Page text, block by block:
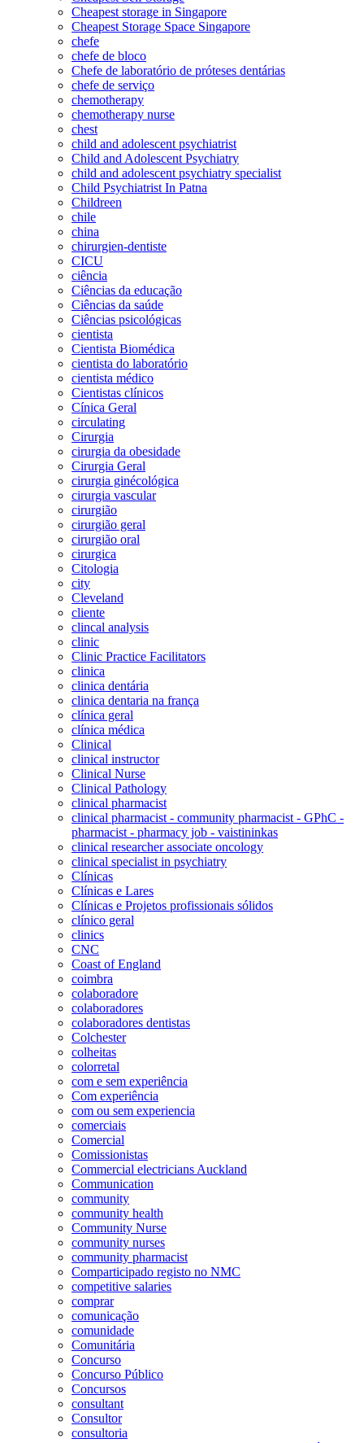
Cheapest storage in Singapore
Cheapest Storage Space Singapore
chefe
chefe de bloco
Chefe de laboratório de próteses dentárias
chefe de serviço
chemotherapy
chemotherapy nurse
chest
child and adolescent psychiatrist
Child and Adolescent Psychiatry
child and adolescent psychiatry specialist
Child Psychiatrist In Patna
Childreen
chile
china
chirurgien-dentiste
CICU
ciência
Ciências da educação
Ciências da saúde
Ciências psicológicas
cientista
Cientista Biomédica
cientista do laboratório
cientista médico
Cientistas clínicos
Cínica Geral
circulating
Cirurgia
cirurgia da obesidade
Cirurgia Geral
cirurgia ginécológica
cirurgia vascular
cirurgião
cirurgião geral
cirurgião oral
cirurgica
Citologia
city
Cleveland
cliente
clincal analysis
clinic
Clinic Practice Facilitators
clinica
clinica dentária
clinica dentaria na frança
clínica geral
clínica médica
Clinical
clinical instructor
Clinical Nurse
Clinical Pathology
clinical pharmacist
clinical pharmacist - community pharmacist - GPhC -
pharmacist - pharmacy job - vaistininkas
clinical researcher associate oncology
clinical specialist in psychiatry
Clínicas
Clínicas e Lares
Clínicas e Projetos profissionais sólidos
clínico geral
clinics
CNC
Coast of England
coimbra
colaboradore
colaboradores
colaboradores dentistas
Colchester
colheitas
colorretal
com e sem experiência
Com experiência
com ou sem experiencia
comerciais
Comercial
Comissionistas
Commercial electricians Auckland
Communication
community
community health
Community Nurse
community nurses
community pharmacist
Comparticipado registo no NMC
competitive salaries
comprar
comunicação
comunidade
Comunitária
Concurso
Concurso Público
Concursos
consultant
Consultor
consultoria